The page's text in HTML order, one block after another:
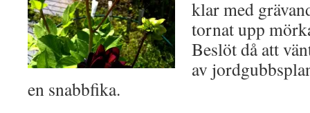
klar med
tornat upp
Beslöt då att
av
en snabbfika.